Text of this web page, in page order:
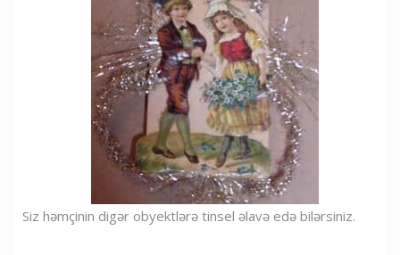
Siz həmçinin digər obyektlərə tinsel əlavə edə bilərsiniz.